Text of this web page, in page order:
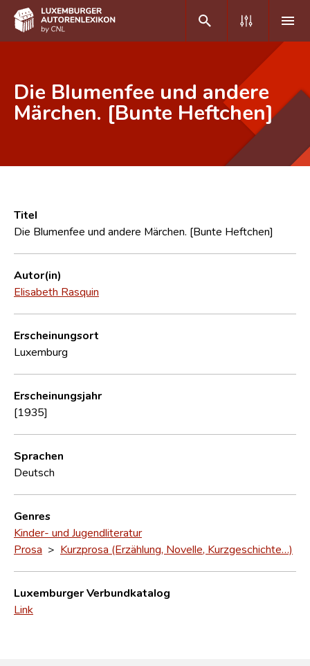
DE
Häufige Fragen und Antworten
CNL
Forschungsgruppe
Kontakt
Die Blumenfee und andere
Märchen. [Bunte Heftchen]
Titel
Die Blumenfee und andere Märchen. [Bunte Heftchen]
Autor(in)
Elisabeth Rasquin
Erscheinungsort
Luxemburg
Erscheinungsjahr
[1935]
Sprachen
Deutsch
Genres
Kinder- und Jugendliteratur
Prosa > Kurzprosa (Erzählung, Novelle, Kurzgeschichte…)
Luxemburger Verbundkatalog
Link